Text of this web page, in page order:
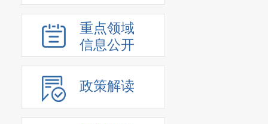
重点领域
信息公开
政策解读